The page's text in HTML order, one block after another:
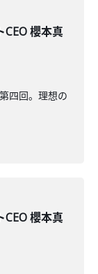
櫻本真
四回。理想の
櫻本真